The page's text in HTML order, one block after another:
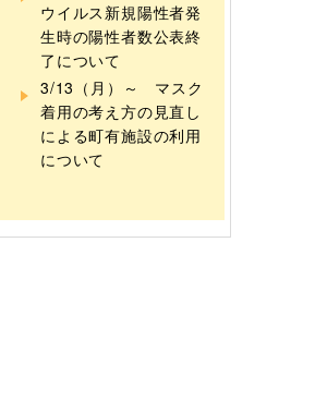
ウイルス新規陽性者発
生時の陽性者数公表終
了について
3/13（月）～ マスク
着用の考え方の見直し
による町有施設の利用
について